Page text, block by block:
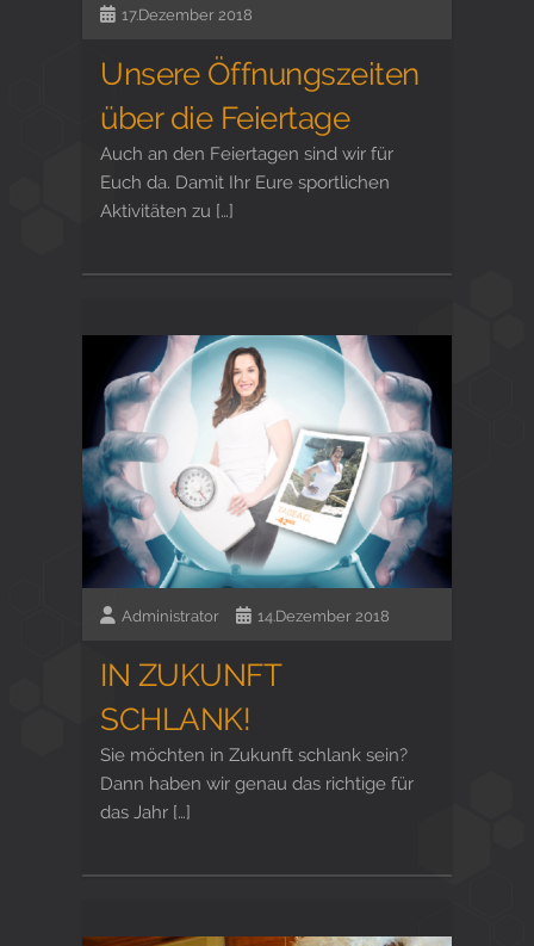
17.Dezember 2018
Unsere Öffnungszeiten
über die Feiertage
Auch an den Feiertagen sind wir für
Euch da. Damit Ihr Eure sportlichen
Aktivitäten zu […]
Administrator 14.Dezember 2018
IN ZUKUNFT
SCHLANK!
Sie möchten in Zukunft schlank sein?
Dann haben wir genau das richtige für
das Jahr […]